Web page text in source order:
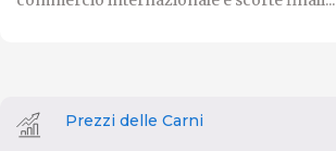
Prezzi delle Carni